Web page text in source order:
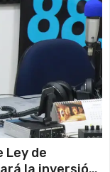
Ley de